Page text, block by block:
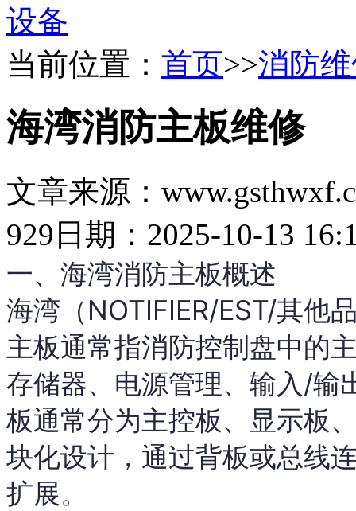
当前位置： 首页>>消防
海湾消防主板维修
文章来源：
929 日期：2025-10-13
一、海湾消防主板概述
海湾（NOTIFIER/EST/其他
主板通常指消防控制盘中的
存储器、电源管理、输入/输
板通常分为主控板、显示板
块化设计，通过背板或总线
扩展。